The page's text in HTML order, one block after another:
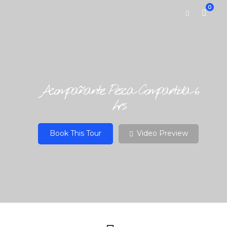
0
Acompañante Pesca Compartida 6
hrs
Book This Tour Video Preview